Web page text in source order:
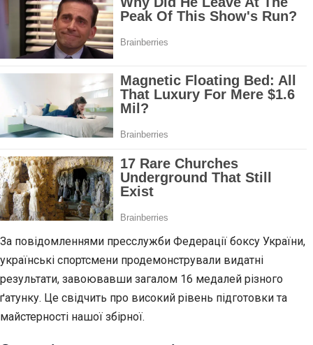
За повідомленнями пресслужби Федерації боксу України,
українські спортсмени продемонстрували видатні
результати, завоювавши загалом 16 медалей різного
ґатунку. Це свідчить про високий рівень підготовки та
майстерності нашої збірної.